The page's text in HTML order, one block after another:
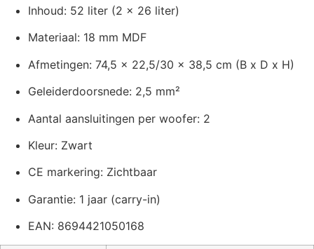
Inhoud: 52 liter (2 x 26 liter)
Materiaal: 18 mm MDF
Afmetingen: 74,5 x 22,5/30 x 38,5 cm (B x D x H)
Geleiderdoorsnede: 2,5 mm²
Aantal aansluitingen per woofer: 2
Kleur: Zwart
CE markering: Zichtbaar
Garantie: 1 jaar (carry-in)
EAN: 8694421050168